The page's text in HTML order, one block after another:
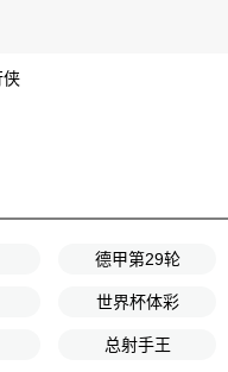
侠
德甲第29轮
世界杯体彩
总射手王